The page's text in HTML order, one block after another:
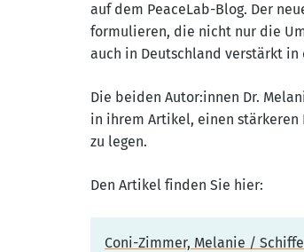
auf dem PeaceLab-Blog. Der
formulieren, die nicht nur die
auch in Deutschland verstärkt in
Die beiden Autor:innen Dr.
in ihrem Artikel, einen stärkeren
zu legen.
Den Artikel finden Sie hier:
Coni-Zimmer, Melanie /